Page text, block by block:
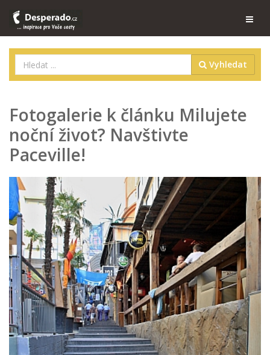
Vyhledat
Fotogalerie k článku Milujete
noční život? Navštivte
Paceville!